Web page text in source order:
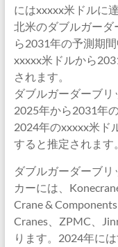
にはxxxxx米ドルに
北米のダブルガー
ら2031年の予測期
xxxxx米ドルから
されます。
ダブルガーダーブ
2025年から2031年
2024年のxxxxx米ド
すると推定されます。
ダブルガーダーブ
カーには、
Crane &
Cranes、ZPMC、
ります。2024年に